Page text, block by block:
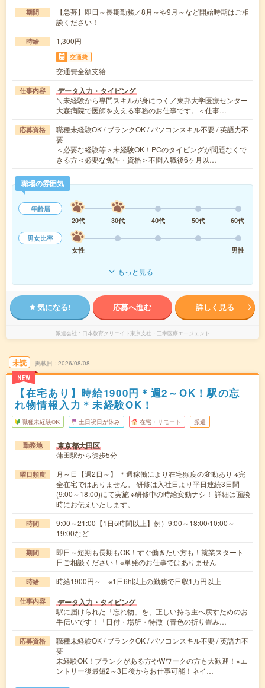
期間
【急募】即日～長期勤務／8月～や9月～など開始時期はご相
談ください！
時給 1,300円
交通費
交通費全額支給
仕事内容 データ入力・タイピング
＼未経験から専門スキルが身につく／東邦大学医療センター
大森病院で医師を支える事務のお仕事です。＜仕事…
応募資格
職種未経験OK / ブランクOK / パソコンスキル不要 / 英語力不
要
＜必要な経験等＞未経験OK！PCのタイピングが問題なくで
きる方＜必要な免許・資格＞不問入職後6ヶ月以…
職場の雰囲気
年齢層
20代
30代 40代 50代
60代
男女比率
女性
男性
もっと見る
気になる! 応募へ進む 詳しく見る
派遣会社 日本教育クリエイト東京支社・三幸医療エージェント
未読
NEW
掲載日 2026/08/08
【在宅あり】時給1900円＊週2～OK！駅の忘
れ物情報入力＊未経験OK！
職種未経験OK 土日祝日が休み 在宅・リモート 派遣
勤務地 東京都大田区
蒲田駅から徒歩5分
曜日頻度
月～日【週2日～】 ＊週稼働により在宅頻度の変動あり ※完
全在宅ではありません。 研修は入社日より平日連続3日間
(9:00～18:00)にて実施 ※研修中の時給変動ナシ！ 詳細は面談
時にお伝えいたします。
時間
9:00～21:00【1日5時間以上】例）9:00～18:00/10:00～
19:00など
期間
即日～短期も長期もOK！すぐ働きたい方も！就業スタート
日ご相談ください！※単発のお仕事ではありません
時給 時給1900円～ ※1日6h以上の勤務で日収1万円以上
仕事内容 データ入力・タイピング
駅に届けられた「忘れ物」を、正しい持ち主へ戻すためのお
手伝いです！「日付・場所・特徴（青色の折り畳み…
応募資格
職種未経験OK / ブランクOK / パソコンスキル不要 / 英語力不
要
未経験OK！ブランクがある方やWワークの方も大歓迎！※エ
ントリー後最短2～3日後からお仕事可能！ネイ…